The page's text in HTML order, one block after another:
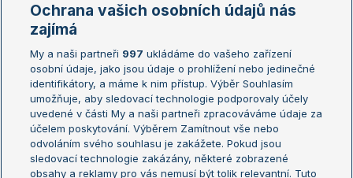
Žebříčky
Žebříček ATP (muži)
Žebříček WTA (ženy)
Sázkařský žebříček
Australian Open
French Open
Wimbledon
US Open
Turnaj mistrů
Turnaj mistryň
Ochrana vašich osobních údajů nás
zajímá
My a naši partneři 997 ukládáme do vašeho zařízení
osobní údaje, jako jsou údaje o prohlížení nebo jedinečné
identifikátory, a máme k nim přístup. Výběr Souhlasím
umožňuje, aby sledovací technologie podporovaly účely
uvedené v části My a naši partneři zpracováváme údaje za
účelem poskytování. Výběrem Zamítnout vše nebo
odvoláním svého souhlasu je zakážete. Pokud jsou
sledovací technologie zakázány, některé zobrazené
obsahy a reklamy pro vás nemusí být tolik relevantní. Tuto